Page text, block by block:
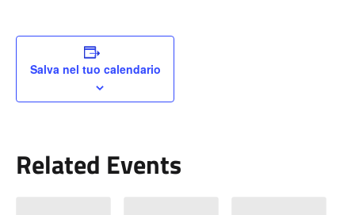
Salva nel tuo calendario
Related Events